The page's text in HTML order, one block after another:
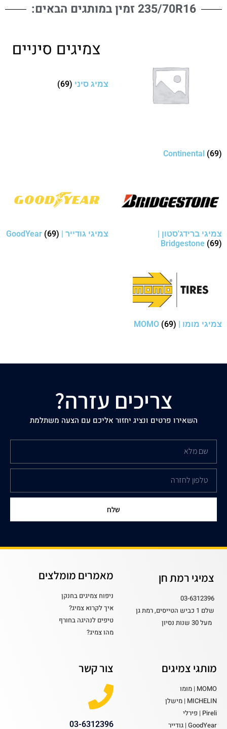
235/70R16 זמין במותגים הבאים:
Continental (69)
צמיג סיני (69)
צמיגי ברידג'סטון |
Bridgestone (69)
צמיגי גודייר | GoodYear (69)
צמיגי מומו | MOMO (69)
צריכים עזרה?
השאירו פרטים ונציג יחזור אליכם עם הצעה משתלמת
שלח
צמיגי רמת חן
03-6312396
שלם 1 כביש הטייסים, רמת גן
מעל 30 שנות נסיון
מאמרים מומלצים
ניפוח צמיגים בחנקן
איך לקרוא צמיג?
טיפים לנהיגה בחורף
מהו צמיג?
מותגי צמיגים
MOMO | מומו
MICHELIN | מישלן
Pireli | פירלי
GoodYear | גודייר
צור קשר
03-6312396